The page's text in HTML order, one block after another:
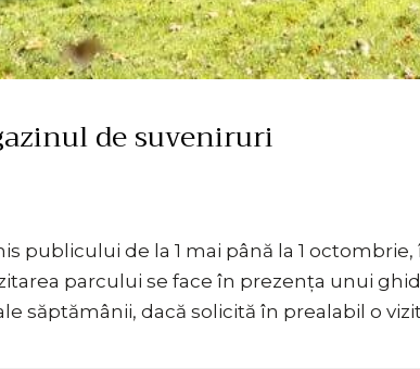
de suveniruri
publicului de la 1 mai până la 1
parcului se face în prezența unui
săptămânii, dacă solicită în prealabil o